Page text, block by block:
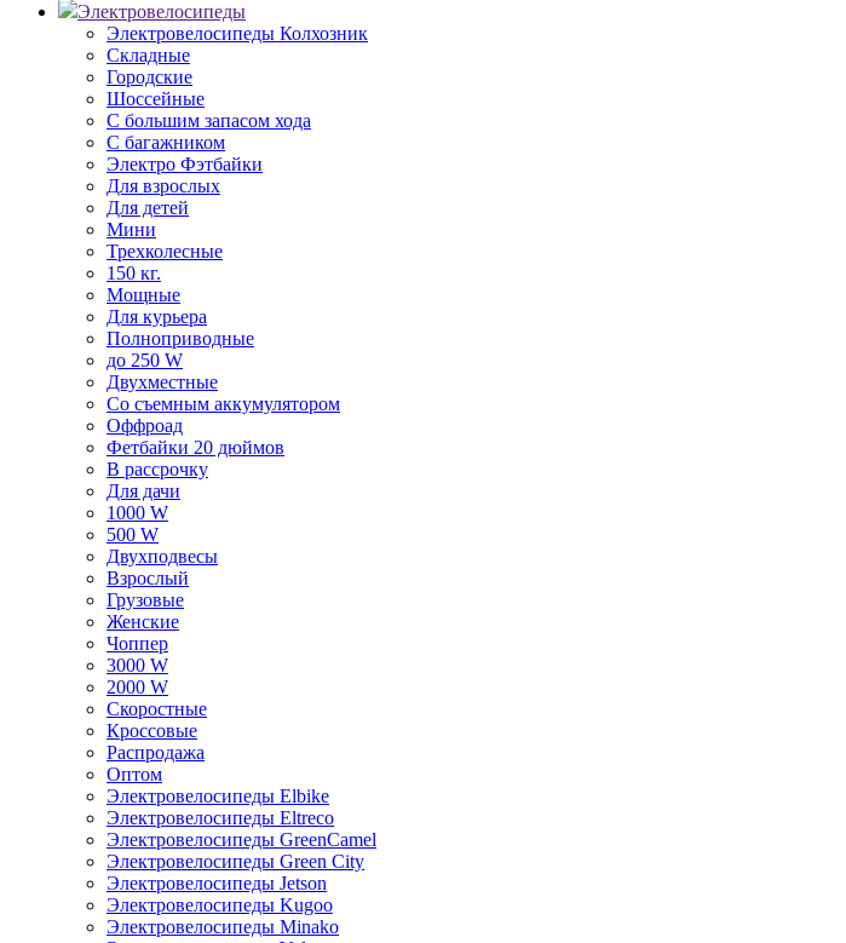
Электровелосипеды
Электровелосипеды Колхозник
Складные
Городские
Шоссейные
С большим запасом хода
С багажником
Электро Фэтбайки
Для взрослых
Для детей
Мини
Трехколесные
150 кг.
Мощные
Для курьера
Полноприводные
до 250 W
Двухместные
Со съемным аккумулятором
Оффроад
Фетбайки 20 дюймов
В рассрочку
Для дачи
1000 W
500 W
Двухподвесы
Взрослый
Грузовые
Женские
Чоппер
3000 W
2000 W
Скоростные
Кроссовые
Распродажа
Оптом
Электровелосипеды Elbike
Электровелосипеды Eltreco
Электровелосипеды GreenCamel
Электровелосипеды Green City
Электровелосипеды Jetson
Электровелосипеды Kugoo
Электровелосипеды Minako